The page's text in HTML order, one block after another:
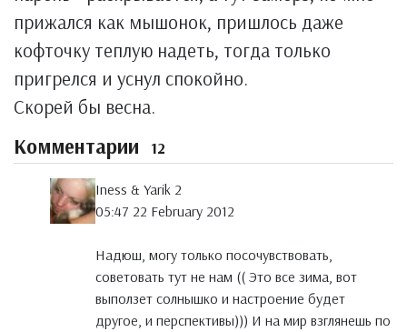
прижался как мышонок, пришлось даже
кофточку теплую надеть, тогда только
пригрелся и уснул спокойно.
Скорей бы весна.
Комментарии 12
Iness & Yarik 2
05:47 22 February 2012
Надюш, могу только посочувствовать,
советовать тут не нам (( Это все зима, вот
выползет солнышко и настроение будет
другое, и перспективы))) И на мир взглянешь по